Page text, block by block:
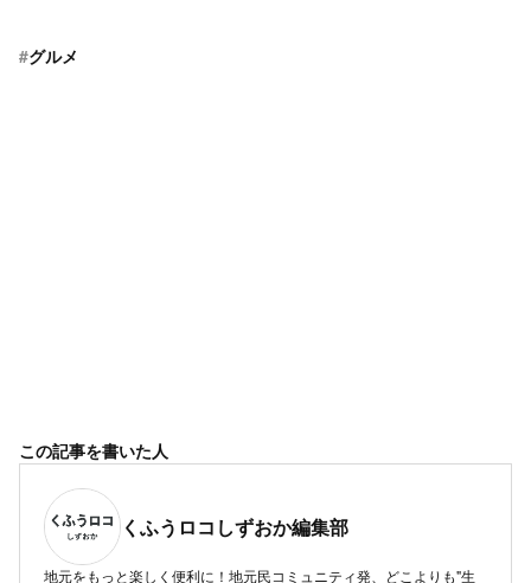
#グルメ
この記事を書いた人
くふうロコしずおか編集部
地元をもっと楽しく便利に！地元民コミュニティ発、どこよりも"生